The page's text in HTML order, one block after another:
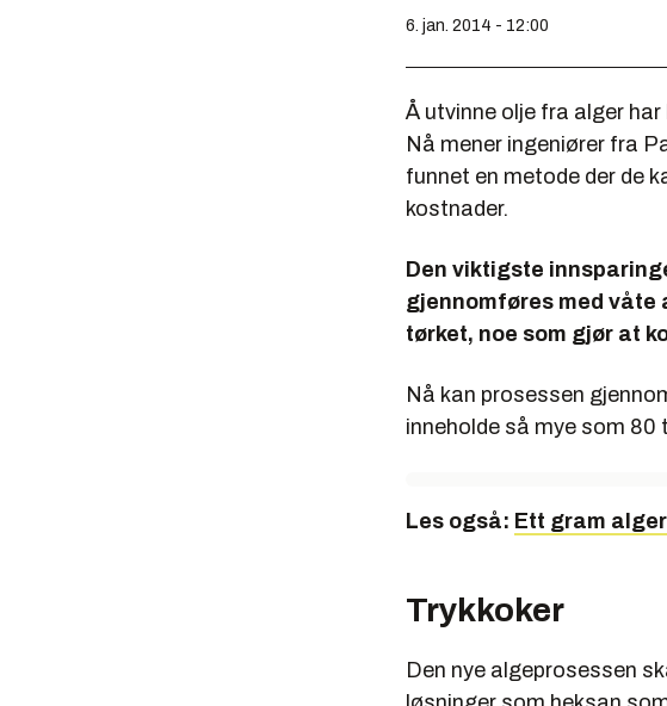
6. jan. 2014 - 12:00
Å utvinne olje fra alger
Nå mener ingeniører fra
funnet en metode der de
kostnader.
Den viktigste
gjennomføres med våte
tørket, noe som gjør at
Nå kan prosessen
inneholde så mye som
Les også: Ett gram
Trykkoker
Den nye algeprosessen